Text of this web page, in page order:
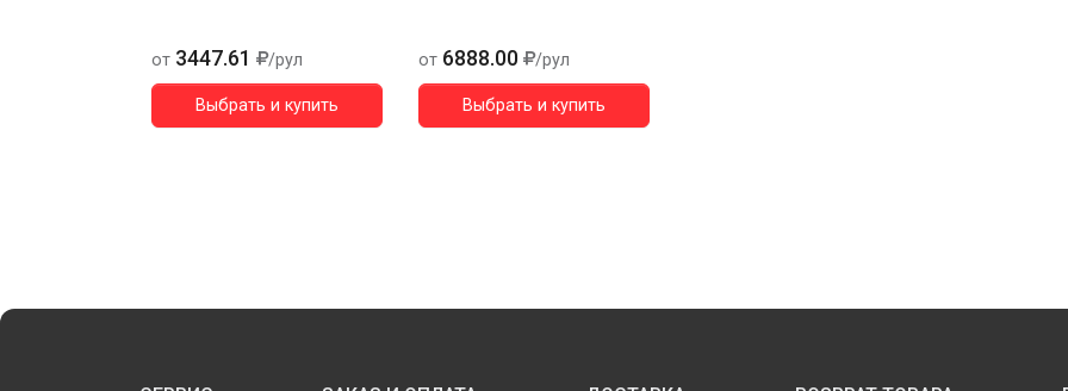
от 3447.61 /рул
Выбрать и купить
от 6888.00 /рул
Выбрать и купить